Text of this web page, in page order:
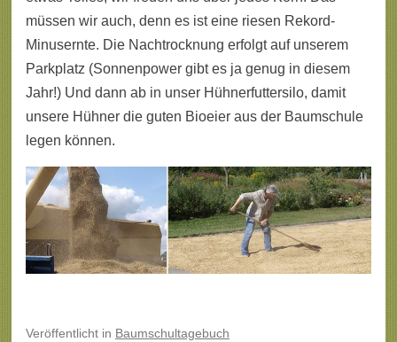
müssen wir auch, denn es ist eine riesen Rekord-
Minusernte. Die Nachtrocknung erfolgt auf unserem
Parkplatz (Sonnenpower gibt es ja genug in diesem
Jahr!) Und dann ab in unser Hühnerfuttersilo, damit
unsere Hühner die guten Bioeier aus der Baumschule
legen können.
Veröffentlicht in Baumschultagebuch